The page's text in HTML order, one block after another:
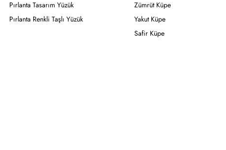
Pırlanta Tasarım Yüzük
Pırlanta Renkli Taşlı Yüzük
Zümrüt Küpe
Yakut Küpe
Safir Küpe